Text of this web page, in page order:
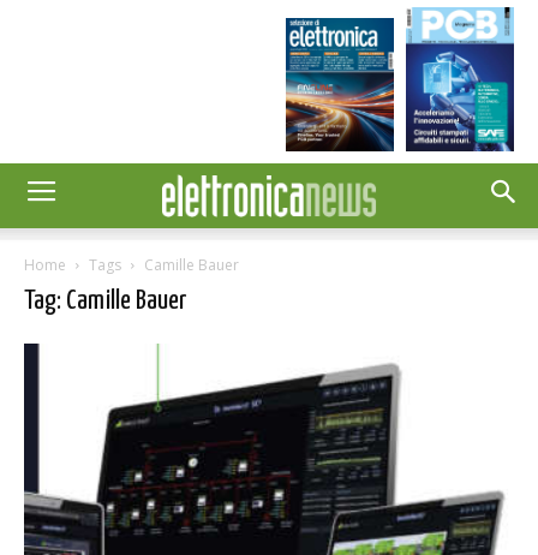
Home Tags Camille Bauer
Tag: Camille Bauer